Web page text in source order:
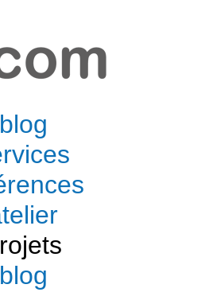
blog
blog